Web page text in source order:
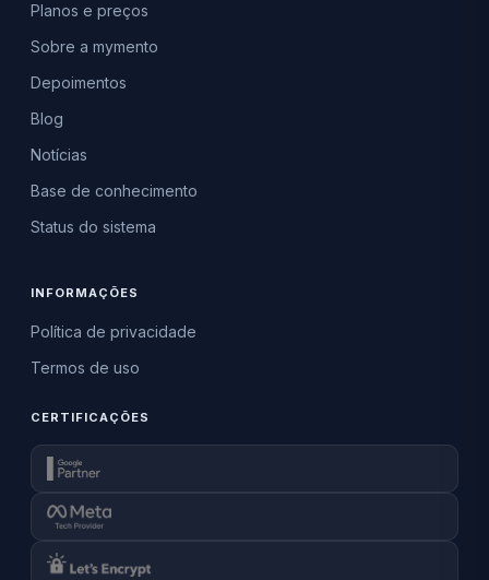
Planos e preços
Sobre a mymento
Depoimentos
Blog
Notícias
Base de conhecimento
Status do sistema
INFORMAÇÕES
Política de privacidade
Termos de uso
CERTIFICAÇÕES